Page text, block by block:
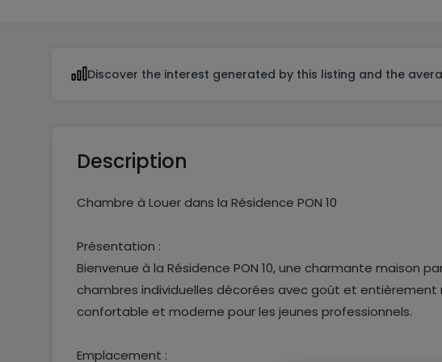
Discover the interest generated by this listing and the
Description
Chambre à Louer dans la Résidence PON 10
Présentation :
Bienvenue à la Résidence PON 10, une charmante maison
chambres individuelles décorées avec goût et
confortable et moderne pour les jeunes professionnels.
Emplacement :